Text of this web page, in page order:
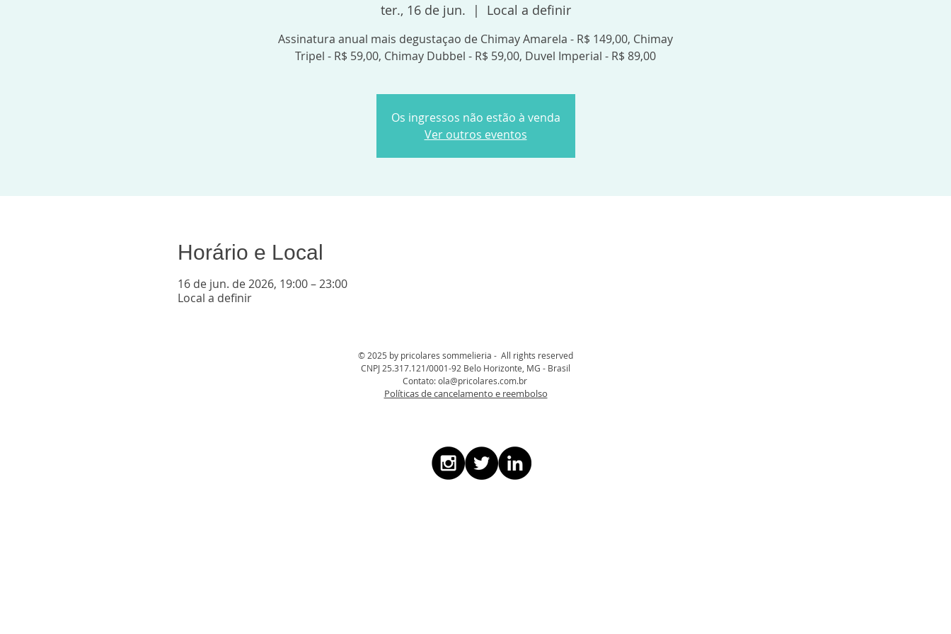
ter., 16 de jun.
  |
Local a definir
Assinatura anual mais degustaçao de Chimay Amarela - R$ 149,00, Chimay
Tripel - R$ 59,00, Chimay Dubbel - R$ 59,00, Duvel Imperial - R$ 89,00
Os ingressos não estão à venda
Ver outros eventos
Horário e Local
16 de jun. de 2026, 19:00 – 23:00
Local a definir
© 2025 by pricolares sommelieria - All rights reserved
CNPJ 25.317.121/0001-92 Belo Horizonte, MG - Brasil
Contato:ola@pricolares.com.br
Políticas de cancelamento e reembolso